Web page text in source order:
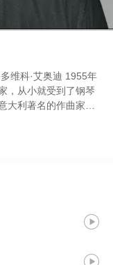
维科·艾奥迪 1955年
，从小就受到了钢琴
大利著名的作曲家、
可信的，被描述为最